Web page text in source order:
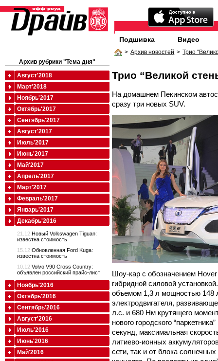
Подшивка Видео
> Архив новостей > Трио
Трио “Великой
На домашнем Пекинском
сразу три новых SUV.
Шоу-кар с обозначением
гибридной силовой
объемом 1,3 л мощностью 148
электродвигателя,
л.с. и 680 Нм крутящего
нового городского
секунд, максимальная
литиево-ионных
сети, так и от блока
Архив рубрики "Тема дня"
Август'2018
Март'2018
Ноябрь'2017
Октябрь'2017
Сентябрь'2017
Август'2017
Июль'2017
Июнь'2017
Май'2017
Апрель'2017
Март'2017
Февраль'2017
Январь'2017
Декабрь'2016
21.12 Новый Volkswagen Tiguan:
известна стоимость
15.12 Обновленная Ford Kuga:
известна стоимость
10.12 Volvo V90 Cross Country:
объявлен российский прайс-лист
Ноябрь'2016
Октябрь'2016
Сентябрь'2016
Август'2016
Июль'2016
Июнь'2016
Май'2016